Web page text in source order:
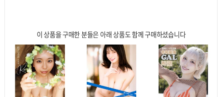
이 상품을 구매한 분들은 아래 상품도 함께 구매하셨습니다